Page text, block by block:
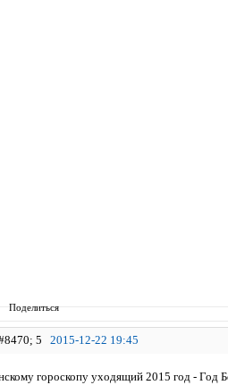
Поделиться
5 2015-12-22 19:45
гороскопу уходящий 2015 год - Год